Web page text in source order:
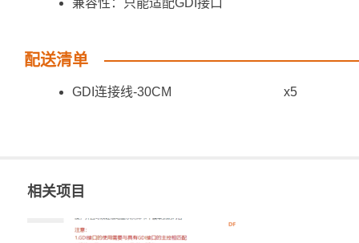
兼容性：只能适配GDI接口
配送清单
GDI连接线-30CM x5
相关项目